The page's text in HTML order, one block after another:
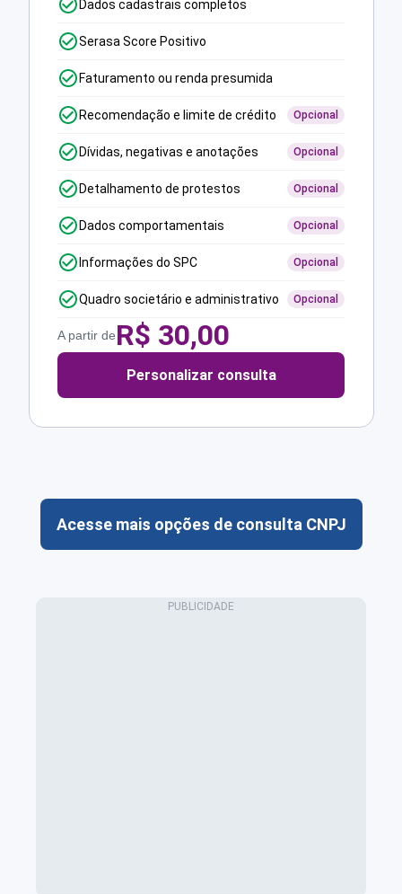
Dados cadastrais completos
Serasa Score Positivo
Faturamento ou renda presumida
Recomendação e limite de crédito Opcional
Dívidas, negativas e anotações Opcional
Detalhamento de protestos Opcional
Dados comportamentais Opcional
Informações do SPC Opcional
Quadro societário e administrativo Opcional
A partir deR$ 30,00
Personalizar consulta
Acesse mais opções de consulta CNPJ